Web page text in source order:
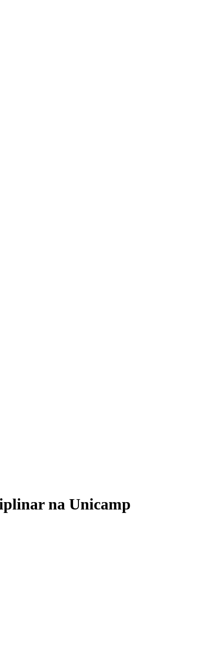
na Unicamp